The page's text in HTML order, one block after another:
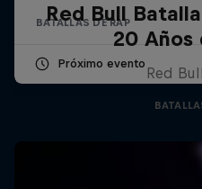
BATALLAS DE RAP
Próximo evento
Red Bull
20 Años
Red